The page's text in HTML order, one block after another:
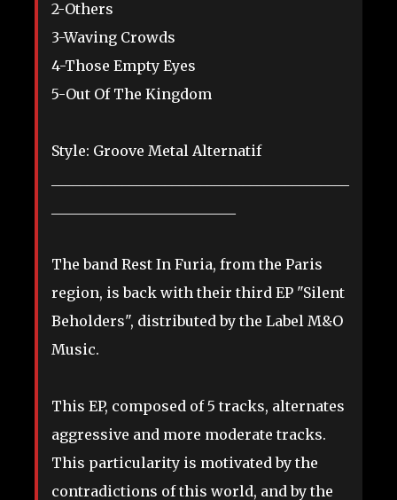
2-Others
3-Waving Crowds
4-Those Empty Eyes
5-Out Of The Kingdom
Style: Groove Metal Alternatif
The band Rest In Furia, from the Paris
region, is back with their third EP "Silent
Beholders", distributed by the Label M&O
Music.
This EP, composed of 5 tracks, alternates
aggressive and more moderate tracks.
This particularity is motivated by the
contradictions of this world, and by the